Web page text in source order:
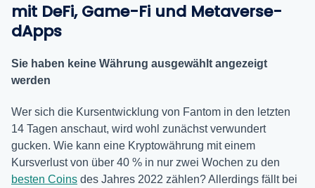
mit DeFi, Game-Fi und Metaverse-
dApps
Sie haben keine Währung ausgewählt angezeigt
werden
Wer sich die Kursentwicklung von Fantom in den letzten
14 Tagen anschaut, wird wohl zunächst verwundert
gucken. Wie kann eine Kryptowährung mit einem
Kursverlust von über 40 % in nur zwei Wochen zu den
besten Coins des Jahres 2022 zählen? Allerdings fällt bei